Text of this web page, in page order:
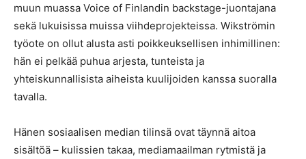
muun muassa Voice of Finlandin backstage-juontajana
sekä lukuisissa muissa viihdeprojekteissa. Wikströmin
työote on ollut alusta asti poikkeuksellisen inhimillinen:
hän ei pelkää puhua arjesta, tunteista ja
yhteiskunnallisista aiheista kuulijoiden kanssa suoralla
tavalla.
Hänen sosiaalisen median tilinsä ovat täynnä aitoa
sisältöä – kulissien takaa, mediamaailman rytmistä ja